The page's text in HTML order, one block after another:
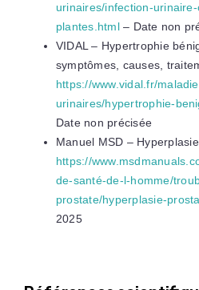
urinaires/infection-
plantes.html– Date non
VIDAL – Hypertrophie
symptômes, causes,
https://www.vidal.fr/
urinaires/hypertrophie-
Date non précisée
Manuel MSD –
https://
de-santé-de-l-homme/
prostate/hyperplasie-
2025